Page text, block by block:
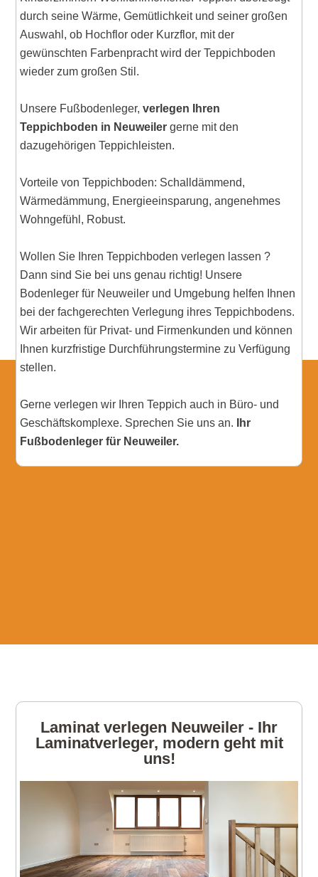
durch seine Wärme, Gemütlichkeit und seiner großen
Auswahl, ob Hochflor oder Kurzflor, mit der
gewünschten Farbenpracht wird der Teppichboden
wieder zum großen Stil.
Unsere Fußbodenleger,verlegen Ihren
Teppichboden in Neuweiler gerne mit den
dazugehörigen Teppichleisten.
Vorteile von Teppichboden: Schalldämmend,
Wärmedämmung, Energieeinsparung, angenehmes
Wohngefühl, Robust.
Wollen Sie Ihren Teppichboden verlegen lassen ?
Dann sind Sie bei uns genau richtig! Unsere
Bodenleger für Neuweiler und Umgebung helfen Ihnen
bei der fachgerechten Verlegung ihres Teppichbodens.
Wir arbeiten für Privat- und Firmenkunden und können
Ihnen kurzfristige Durchführungstermine zu Verfügung
stellen.
Gerne verlegen wir Ihren Teppich auch in Büro- und
Geschäftskomplexe. Sprechen Sie uns an.
Ihr
Fußbodenleger für Neuweiler.
Laminat verlegen Neuweiler - Ihr
Laminatverleger, modern geht mit
uns!